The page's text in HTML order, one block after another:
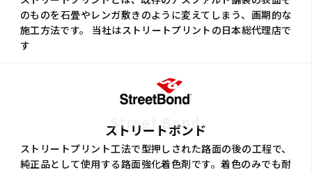
のものを石畳やレンガ敷きのように変えてしまう、画期的な
施工方法です。 当社はストリートプリントの日本総代理店で
す
Street Bond
ストリートボンド
ストリートプリント工法で型押しされた路面の後の工程で、
純正品として使用する路面強化着色剤です。着色のみでも耐